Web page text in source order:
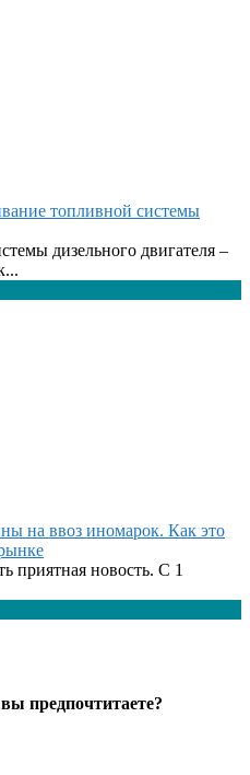
топливной системы
дизельного двигателя –
на ввоз иномарок. Как это
приятная новость. С 1
предпочтитаете?